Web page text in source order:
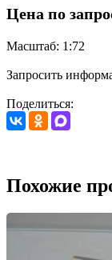
Цена по
Масштаб: 1:72
Запросить
Поделиться:
Похожие